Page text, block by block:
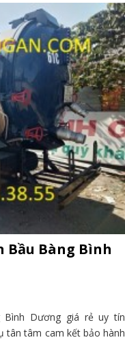
Bầu Bàng Bình
Bình Dương giá rẻ uy tín
tân tâm cam kết bảo hành